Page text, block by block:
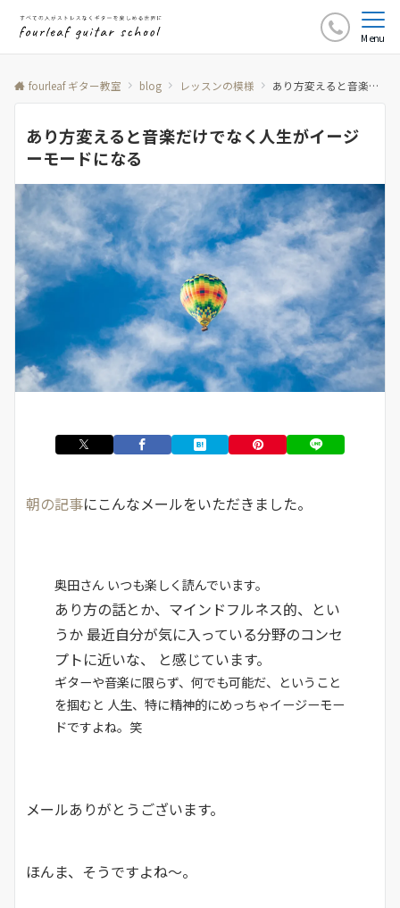
Menu
fourleaf ギター教室 blog レッスンの模様 あり方変えると音楽だけでなく人生がイージーモードになる
あり方変えると音楽だけでなく人生がイージ
ーモードになる
朝の記事にこんなメールをいただきました。
奥田さん いつも楽しく読んでいます。
あり方の話とか、マインドフルネス的、とい
うか 最近自分が気に入っている分野のコンセ
プトに近いな、 と感じています。
ギターや音楽に限らず、何でも可能だ、ということ
を掴むと 人生、特に精神的にめっちゃイージーモー
ドですよね。笑
メールありがとうございます。
ほんま、そうですよね～。